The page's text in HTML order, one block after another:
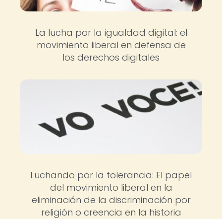
La lucha por la igualdad digital: el
movimiento liberal en defensa de
los derechos digitales
Luchando por la tolerancia: El papel
del movimiento liberal en la
eliminación de la discriminación por
religión o creencia en la historia